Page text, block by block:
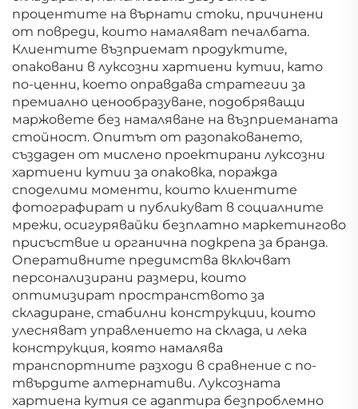
процентите на върнати стоки, причинени
от повреди, които намаляват печалбата.
Клиентите възприемат продуктите,
опаковани в луксозни хартиени кутии, като
по-ценни, което оправдава стратегии за
премиално ценообразуване, подобряващи
маржовете без намаляване на възприеманата
стойност. Опитът от разопаковането,
създаден от мислено проектирани луксозни
хартиени кутии за опаковка, поражда
споделими моменти, които клиентите
фотографират и публикуват в социалните
мрежи, осигурявайки безплатно маркетингово
присъствие и органична подкрепа за бранда.
Оперативните предимства включват
персонализирани размери, които
оптимизират пространството за
складиране, стабилни конструкции, които
улесняват управлението на склада, и лека
конструкция, която намалява
транспортните разходи в сравнение с по-
твърдите алтернативи. Луксозната
хартиена кутия се адаптира безпроблемно